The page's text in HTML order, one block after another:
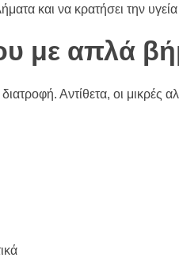
και να κρατήσει την
με απλά
Αντίθετα, οι μικρές